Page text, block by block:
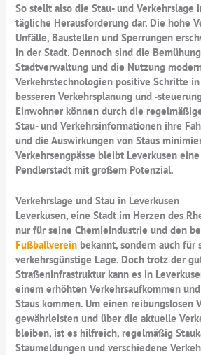
So stellt also die Stau- und Verkehrslage
tägliche Herausforderung dar. Die hohe
Unfälle, Baustellen und Sperrungen
in der Stadt. Dennoch sind die
Stadtverwaltung und die Nutzung
Verkehrstechnologien positive Schritte
besseren Verkehrsplanung und -
Einwohner können durch die
Stau- und Verkehrsinformationen ihre
und die Auswirkungen von Staus
Verkehrsengpässe bleibt Leverkusen
Pendlerstadt mit großem Potenzial.
Verkehrslage und Stau in Leverkusen
Leverkusen, eine Stadt im Herzen des
nur für seine Chemieindustrie und den
Fußballverein bekannt, sondern auch für
verkehrsgünstige Lage. Doch trotz der
Straßeninfrastruktur kann es in
einem erhöhten Verkehrsaufkommen
Staus kommen. Um einen reibungslosen
gewährleisten und über die aktuelle
bleiben, ist es hilfreich, regelmäßig
Staumeldungen und verschiedene